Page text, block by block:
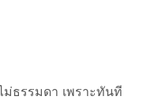
ม่ธรรมดา เพราะทันที